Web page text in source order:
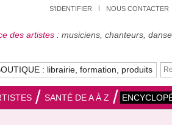
S'IDENTIFIER NOUS CONTACTER
des artistes : musiciens, chanteurs,
: librairie, formation, produits
SANTÉ DE A À Z